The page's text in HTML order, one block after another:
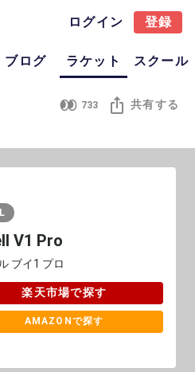
ログイン 登録
ブログ ラケット スクール
733 共有する
V1 Pro
ブイ1 プロ
楽天市場で探す
AMAZONで探す